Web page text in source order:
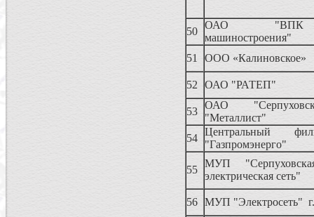
50
ОАО
машиностроения"
51
ООО «Калиновское»
52 ОАО "РАТЕП"
53
ОАО
"Металлист"
54
Центральный
"Газпромэнерго"
55
МУП
электрическая сеть"
56 МУП "Электросеть"